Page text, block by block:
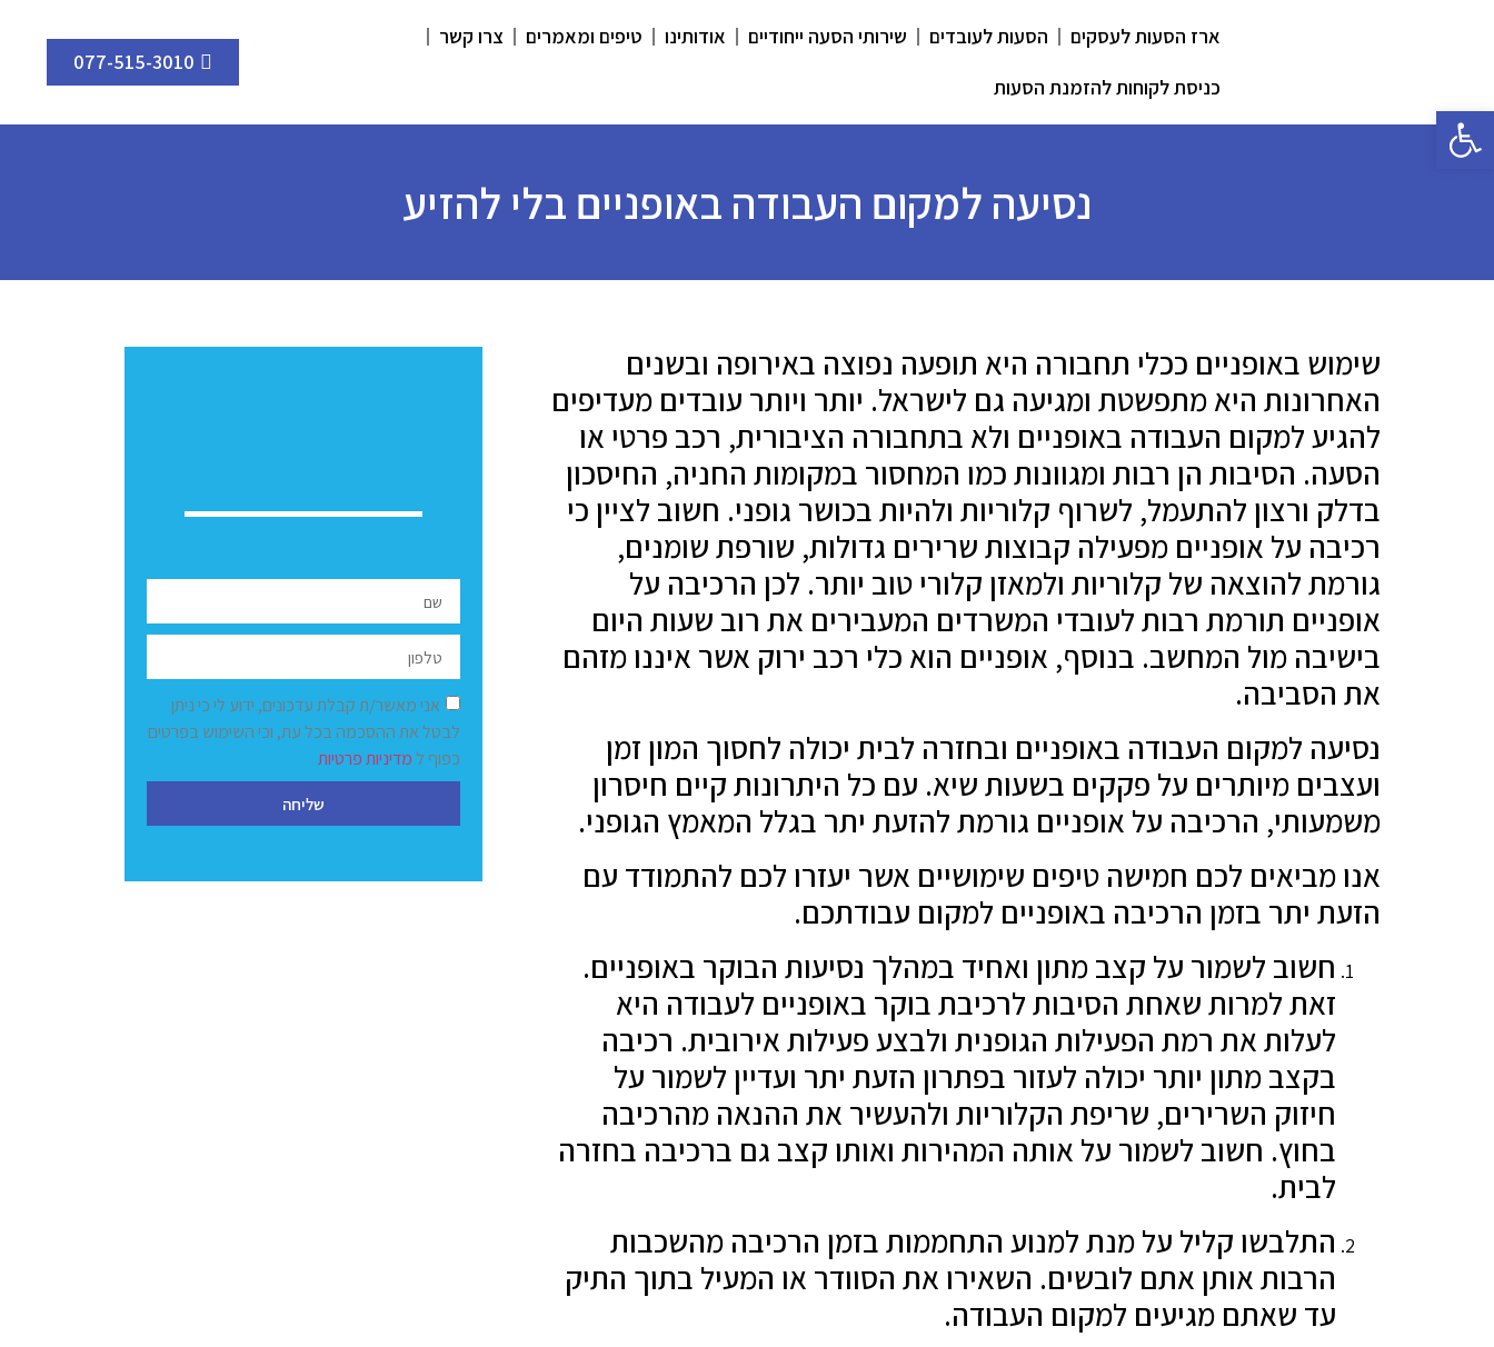
פתח סרגל נגישות
ארז הסעות לעסקים הסעות לעובדים שירותי הסעה ייחודיים אודותינו טיפים ומאמרים
צרו קשר
כניסת לקוחות להזמנת הסעות
077-515-3010
נסיעה למקום העבודה באופניים בלי להזיע
שימוש באופניים ככלי תחבורה היא תופעה נפוצה באירופה ובשנים
האחרונות היא מתפשטת ומגיעה גם לישראל. יותר ויותר עובדים מעדיפים
להגיע למקום העבודה באופניים ולא בתחבורה הציבורית, רכב פרטי או
הסעה. הסיבות הן רבות ומגוונות כמו המחסור במקומות החניה, החיסכון
בדלק ורצון להתעמל, לשרוף קלוריות ולהיות בכושר גופני. חשוב לציין כי
רכיבה על אופניים מפעילה קבוצות שרירים גדולות, שורפת שומנים,
גורמת להוצאה של קלוריות ולמאזן קלורי טוב יותר. לכן הרכיבה על
אופניים תורמת רבות לעובדי המשרדים המעבירים את רוב שעות היום
בישיבה מול המחשב. בנוסף, אופניים הוא כלי רכב ירוק אשר איננו מזהם
את הסביבה.
נסיעה למקום העבודה באופניים ובחזרה לבית יכולה לחסוך המון זמן
ועצבים מיותרים על פקקים בשעות שיא. עם כל היתרונות קיים חיסרון
משמעותי, הרכיבה על אופניים גורמת להזעת יתר בגלל המאמץ הגופני.
אנו מביאים לכם חמישה טיפים שימושיים אשר יעזרו לכם להתמודד עם
הזעת יתר בזמן הרכיבה באופניים למקום עבודתכם.
חשוב לשמור על קצב מתון ואחיד במהלך נסיעות הבוקר באופניים.
זאת למרות שאחת הסיבות לרכיבת בוקר באופניים לעבודה היא
לעלות את רמת הפעילות הגופנית ולבצע פעילות אירובית. רכיבה
בקצב מתון יותר יכולה לעזור בפתרון הזעת יתר ועדיין לשמור על
חיזוק השרירים, שריפת הקלוריות ולהעשיר את ההנאה מהרכיבה
בחוץ. חשוב לשמור על אותה המהירות ואותו קצב גם ברכיבה בחזרה
לבית.
התלבשו קליל על מנת למנוע התחממות בזמן הרכיבה מהשכבות
הרבות אותן אתם לובשים. השאירו את הסוודר או המעיל בתוך התיק
עד שאתם מגיעים למקום העבודה.
אני מאשר/ת קבלת עדכונים, ידוע לי כי ניתן
לבטל את ההסכמה בכל עת, וכי השימוש בפרטים
כפוף למדיניות פרטיות
שליחה